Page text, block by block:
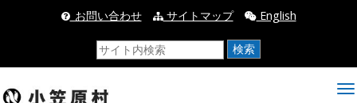
_お問い合わせ サイトマップ English
検索